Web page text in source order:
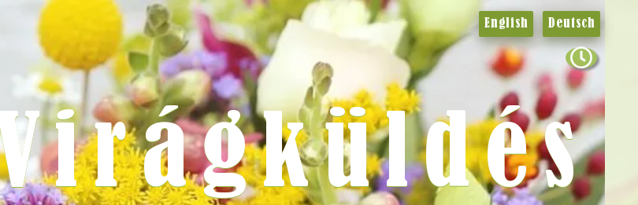
English Deutsch